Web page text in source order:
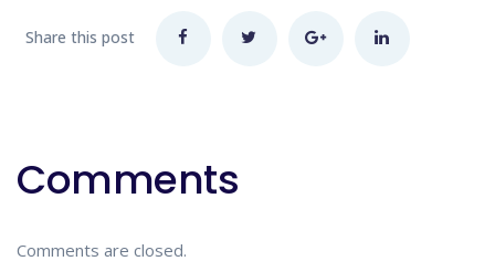
Share this post
Comments
Comments are closed.